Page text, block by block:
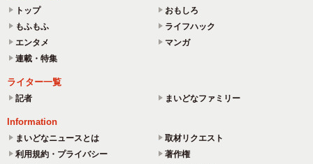
トップ
おもしろ
もふもふ
ライフハック
エンタメ
マンガ
連載・特集
ライター一覧
記者 まいどなファミリー
Information
まいどなニュースとは
取材リクエスト
利用規約・プライバシー
著作権